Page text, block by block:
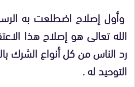
وأول إصلاح اضطلعت به
الله تعالى هو إصلاح هذا
رد الناس من كل أنواع الشرك
التوحيد له .